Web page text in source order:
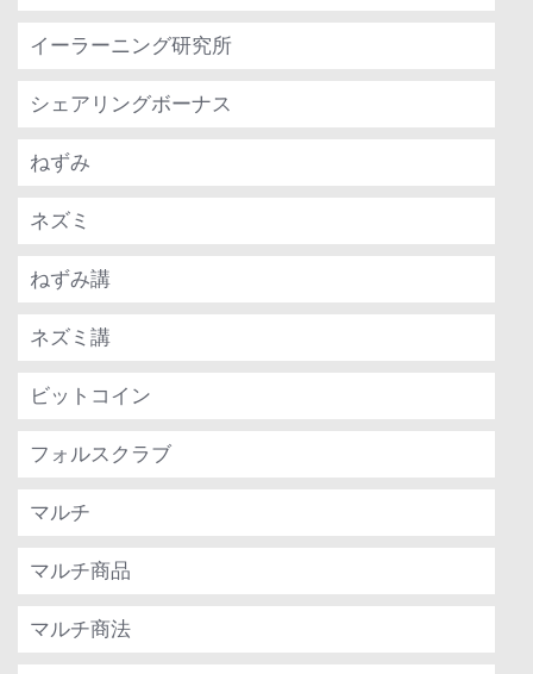
イーラーニング研究所
シェアリングボーナス
ねずみ
ネズミ
ねずみ講
ネズミ講
ビットコイン
フォルスクラブ
マルチ
マルチ商品
マルチ商法